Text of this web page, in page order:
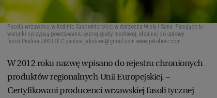
Fasola wrzawska; w Kotlinie Sandomierskiej w dorzeczu Wisły i Sanu. Panujące tu
warunki sprzyjają powstawaniu żyznej gleby madowej, idealnej do uprawy
fasoli. Paulina JAKOBIEC paulina.jakobiec@gmail.com www.jakobiec.com
W 2012 roku nazwę wpisano do rejestru chronionych
produktów regionalnych Unii Europejskiej. –
Certyfikowani producenci wrzawskiej fasoli tycznej